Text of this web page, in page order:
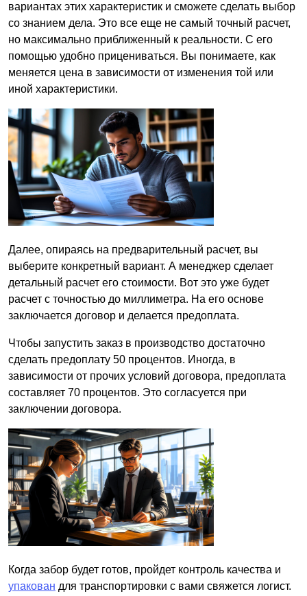
вариантах этих характеристик и сможете сделать выбор
со знанием дела. Это все еще не самый точный расчет,
но максимально приближенный к реальности. С его
помощью удобно прицениваться. Вы понимаете, как
меняется цена в зависимости от изменения той или
иной характеристики.
Далее, опираясь на предварительный расчет, вы
выберите конкретный вариант. А менеджер сделает
детальный расчет его стоимости. Вот это уже будет
расчет с точностью до миллиметра. На его основе
заключается договор и делается предоплата.
Чтобы запустить заказ в производство достаточно
сделать предоплату 50 процентов. Иногда, в
зависимости от прочих условий договора, предоплата
составляет 70 процентов. Это согласуется при
заключении договора.
Когда забор будет готов, пройдет контроль качества и
упакован для транспортировки с вами свяжется логист.